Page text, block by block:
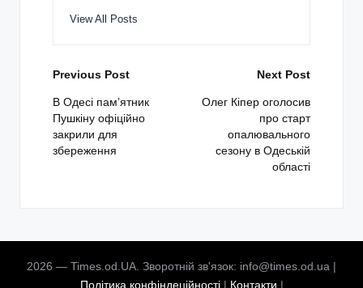
View All Posts
Post
navigation
Previous Post
В Одесі пам’ятник
Пушкіну офіційно
закрили для
збереження
Next Post
Олег Кіпер оголосив
про старт
опалювального
сезону в Одеській
області
2026 — Times.od.UA. Зворотній зв'язок: info@times.od.ua |
Політика конфіндеційності| Контакти